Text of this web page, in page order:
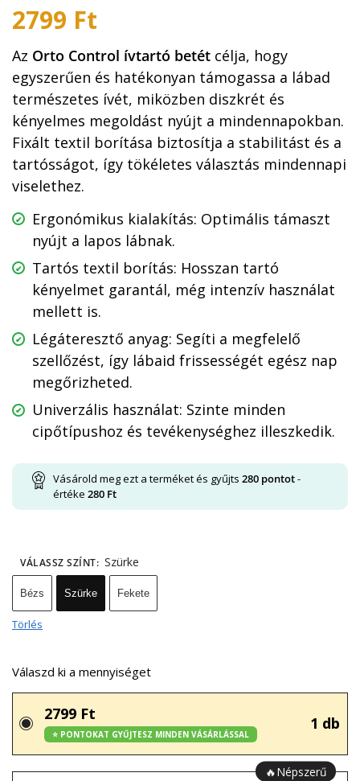
2799 Ft
Az Orto Control ívtartó betét célja, hogy
egyszerűen és hatékonyan támogassa a lábad
természetes ívét, miközben diszkrét és
kényelmes megoldást nyújt a mindennapokban.
Fixált textil borítása biztosítja a stabilitást és a
tartósságot, így tökéletes választás mindennapi
viselethez.
Ergonómikus kialakítás: Optimális támaszt
nyújt a lapos lábnak.
Tartós textil borítás: Hosszan tartó
kényelmet garantál, még intenzív használat
mellett is.
Légáteresztő anyag: Segíti a megfelelő
szellőzést, így lábaid frissességét egész nap
megőrizheted.
Univerzális használat: Szinte minden
cipőtípushoz és tevékenységhez illeszkedik.
Vásárold meg ezt a terméket és gyűjts 280 pontot-
értéke 280 Ft
VÁLASSZ SZÍNT: Szürke
Bézs Szürke Fekete
Törlés
Válaszd ki a mennyiséget
2799 Ft
⭐ PONTOKAT GYŰJTESZ MINDEN VÁSÁRLÁSSAL
1 db
🔥Népszerű